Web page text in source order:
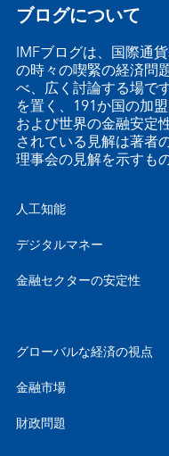
ブログについて
IMFブログは、国際通
の時々の喫緊の経済問
べ、広く討論する場で
を置く、191か国の加
および世界の金融安定
されている見解は著者
理事会の見解を示すも
人工知能
デジタルマネー
金融セクターの安定性
グローバルな経済の視点
金融市場
財政問題